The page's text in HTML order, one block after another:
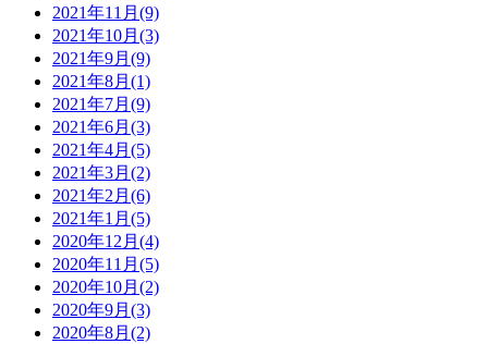
2021年11月 (9)
2021年10月 (3)
2021年9月 (9)
2021年8月 (1)
2021年7月 (9)
2021年6月 (3)
2021年4月 (5)
2021年3月 (2)
2021年2月 (6)
2021年1月 (5)
2020年12月 (4)
2020年11月 (5)
2020年10月 (2)
2020年9月 (3)
2020年8月 (2)